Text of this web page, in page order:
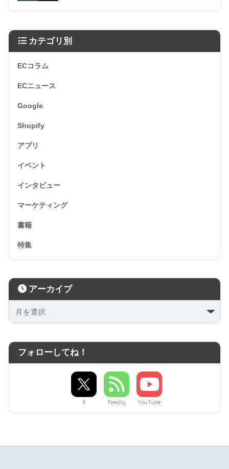
カテゴリ別
ECコラム
ECニュース
Google
Shopify
アプリ
イベント
インタビュー
マーケティング
書籍
特集
アーカイブ
フォローしてね！
X Feedly YouTube